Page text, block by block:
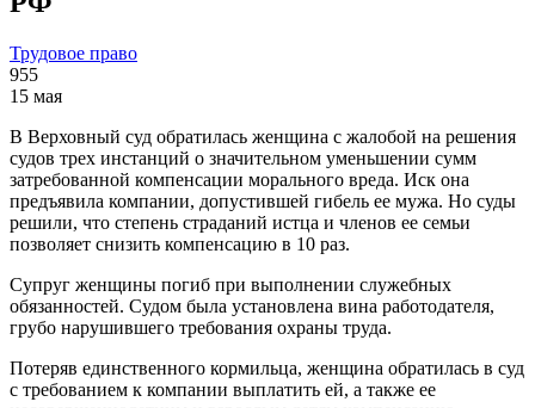
Трудовое право
955
15 мая
В Верховный суд обратилась женщина с жалобой на решения
судов трех инстанций о значительном уменьшении сумм
затребованной компенсации морального вреда. Иск она
предъявила компании, допустившей гибель ее мужа. Но суды
решили, что степень страданий истца и членов ее семьи
позволяет снизить компенсацию в 10 раз.
Супруг женщины погиб при выполнении служебных
обязанностей. Судом была установлена вина работодателя,
грубо нарушившего требования охраны труда.
Потеряв единственного кормильца, женщина обратилась в суд
с требованием к компании выплатить ей, а также ее